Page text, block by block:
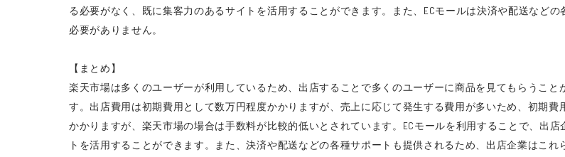
る必要がなく、既に集客力のあるサイトを活用することができます。また、ECモールは決済や配送など
必要がありません。
【まとめ】
楽天市場は多くのユーザーが利用しているため、出店することで多くのユーザーに商品を見てもらうこ
す。出店費用は初期費用として数万円程度かかりますが、売上に応じて発生する費用が多いため、初期
かかりますが、楽天市場の場合は手数料が比較的低いとされています。ECモールを利用することで、出
トを活用することができます。また、決済や配送などの各種サポートも提供されるため、出店企業はこれ